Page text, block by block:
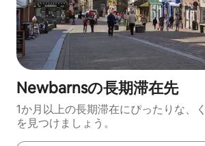
Newbarnsの長期滞在先
1か月以上の長期滞在にぴったりな、
を見つけましょう。